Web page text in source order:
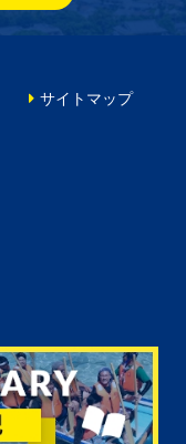
サイトマップ